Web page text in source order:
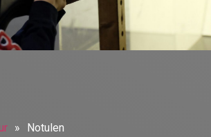
» Notulen